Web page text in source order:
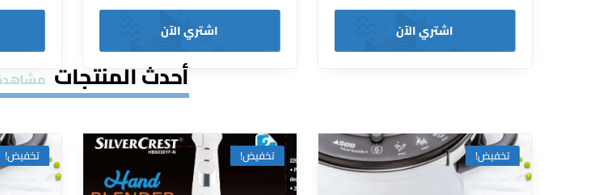
اشتري الآن اشتري الآن
أحدث المنتجات
تخفيض! تخفيض! تخفيض!